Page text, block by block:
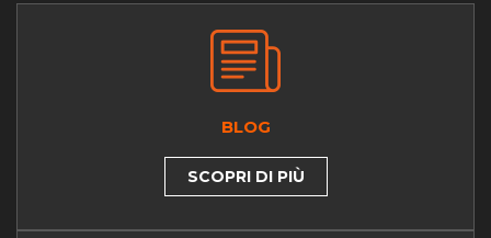
BLOG
SCOPRI DI PIÙ